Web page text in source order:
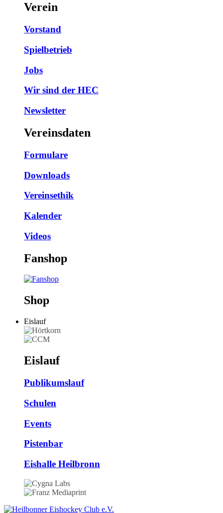
Verein
Vorstand
Spielbetrieb
Jobs
Wir sind der HEC
Newsletter
Vereinsdaten
Formulare
Downloads
Vereinsethik
Kalender
Videos
Fanshop
Shop
Eislauf
Eislauf
Publikumslauf
Schulen
Events
Pistenbar
Eishalle Heilbronn